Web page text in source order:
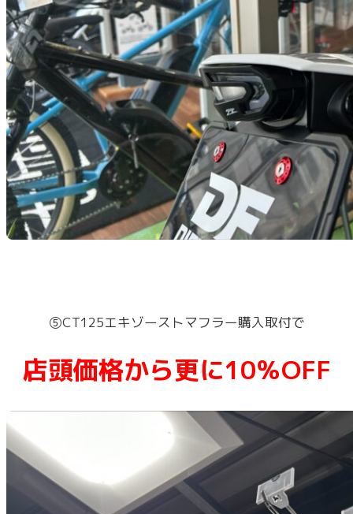
⑤CT125エキゾーストマフラー購入取付で
店頭価格から更に10％OFF